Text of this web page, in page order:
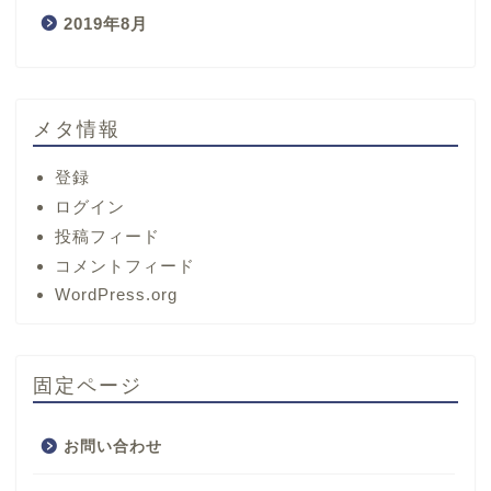
2019年8月
メタ情報
登録
ログイン
投稿フィード
コメントフィード
WordPress.org
固定ページ
お問い合わせ
プロフィール